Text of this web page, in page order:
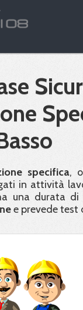
Blog
Chi siamo
Contatti
specifica,
in attività
una durata di
e prevede test